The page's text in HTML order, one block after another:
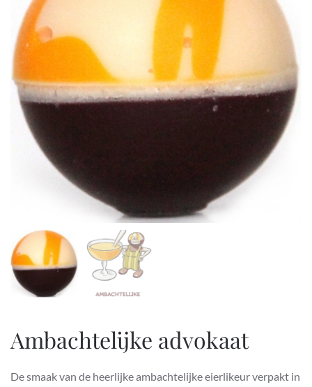
Ambachtelijke advokaat
De smaak van de heerlijke ambachtelijke eierlikeur verpakt in